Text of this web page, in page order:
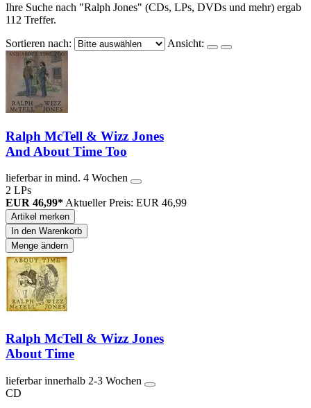
Ihre Suche nach "Ralph Jones" (CDs, LPs, DVDs und mehr) ergab
112 Treffer.
Sortieren nach:
Ansicht:
Ralph McTell & Wizz Jones
And About Time Too
lieferbar in mind. 4 Wochen
2 LPs
EUR 46,99* Aktueller Preis: EUR 46,99
Artikel merken
In den Warenkorb
Menge ändern
Ralph McTell & Wizz Jones
About Time
lieferbar innerhalb 2-3 Wochen
CD